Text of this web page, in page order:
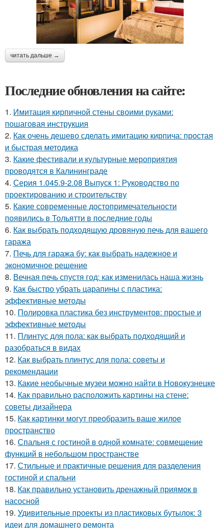
читать дальше →
Последние обновления на сайте:
1. Имитация кирпичной стены своими руками:
пошаговая инструкция
2. Как очень дешево сделать имитацию кирпича: простая
и быстрая методика
3. Какие фестивали и культурные мероприятия
проводятся в Калининграде
4. Серия 1.045.9-2.08 Выпуск 1: Руководство по
проектированию и строительству
5. Какие современные достопримечательности
появились в Тольятти в последние годы
6. Как выбрать подходящую дровяную печь для вашего
гаража
7. Печь для гаража бу: как выбрать надежное и
экономичное решение
8. Вечная печь спустя год: как изменилась наша жизнь
9. Как быстро убрать царапины с пластика:
эффективные методы
10. Полировка пластика без инструментов: простые и
эффективные методы
11. Плинтус для пола: как выбрать подходящий и
разобраться в видах
12. Как выбрать плинтус для пола: советы и
рекомендации
13. Какие необычные музеи можно найти в Новокузнецке
14. Как правильно расположить картины на стене:
советы дизайнера
15. Как картинки могут преобразить ваше жилое
пространство
16. Спальня с гостиной в одной комнате: совмещение
функций в небольшом пространстве
17. Стильные и практичные решения для разделения
гостиной и спальни
18. Как правильно установить дренажный приямок в
насосной
19. Удивительные проекты из пластиковых бутылок: 3
идеи для домашнего ремонта